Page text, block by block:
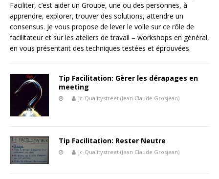
Faciliter, c’est aider un Groupe, une ou des personnes, à
apprendre, explorer, trouver des solutions, attendre un
consensus. Je vous propose de lever le voile sur ce rôle de
facilitateur et sur les ateliers de travail – workshops en général,
en vous présentant des techniques testées et éprouvées.
Tip Facilitation: Gèrer les dérapages en
meeting
jc-Qualitystreet (Jean Claude Grosjean)
Tip Facilitation: Rester Neutre
jc-Qualitystreet (Jean Claude Grosjean)